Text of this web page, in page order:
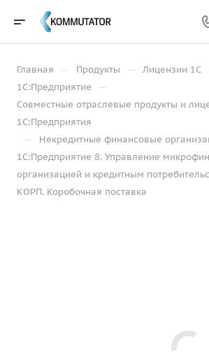
Главная — Продукты — Лицензии 1С
1С:Предприятие —
Совместные отраслевые продукты и
1С:Предприятия
— Некредитные финансовые
1С:Предприятие 8. Управление
организацией и кредитным
КОРП. Коробочная поставка